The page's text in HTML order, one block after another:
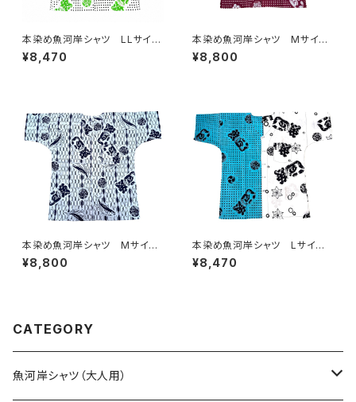
本染め魚河岸シャツ LLサイ
ズ 認定証付き 木綿晒 伝統
豆絞り柄 巴紋 白×紺＆黄
津 浜通り 港町 祭り
¥8,470
本染め魚河岸シャツ Mサイ
ズ 認定証付き 木綿晒 伝統
豆絞り柄 巴紋 えんじ×白
津 浜通り 港町 祭り
¥8,800
本染め魚河岸シャツ Mサイ
ズ 認定証付き 木綿晒 立涌
カツヲ×伝統魚河岸柄 白×
¥8,800
本染め魚河岸シャツ Lサイ
ズ 認定証付き 木綿晒 日本
製 伝統豆絞り柄×涼麻柄 水
¥8,470
CATEGORY
魚河岸シャツ（大人用）